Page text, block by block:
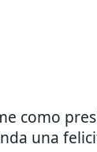
como
una